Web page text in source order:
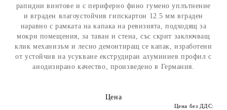
рапидни винтове и с периферно фино гумено уплътнение
и вграден влагоустойчив гипскартон 12.5 мм вграден
наравно с рамката на капака на ревизията, подходящ за
мокри помещения, за таван и стена, със скрит заключващ
клик механизъм и лесно демонтиращ се капак, изработени
от устойчив на усукване екструдиран алуминиев профил с
анодизирано качество, произведено в Германия.
Цена
Цена без ДДС: